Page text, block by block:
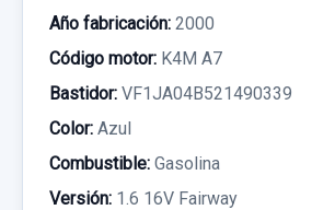
Año fabricación: 2000
Código motor: K4M A7
Bastidor: VF1JA04B521490339
Color: Azul
Combustible: Gasolina
Versión: 1.6 16V Fairway